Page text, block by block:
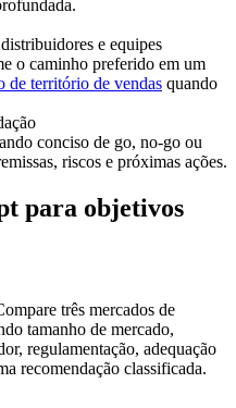
e equipes
o caminho preferido em um
de território de vendas quando
conciso de go, no-go ou
riscos e próximas ações.
para objetivos
três mercados de
tamanho de mercado,
regulamentação, adequação
recomendação classificada.